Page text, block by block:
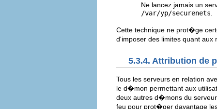
Ne lancez jamais un
/var/yp/securenets
Cette technique ne prot�ge
d'imposer des limites quant
5.3.4. Attribution de
Tous les serveurs en relation
le d�mon permettant aux
deux autres d�mons du
feu pour prot�ger davantage